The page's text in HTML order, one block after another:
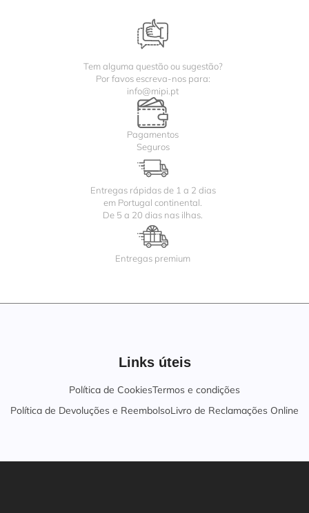
Tem alguma questão ou sugestão?
Por favos escreva-nos para:
info@mipi.pt
Pagamentos
Seguros
Entregas rápidas de 1 a 2 dias
em Portugal continental.
De 5 a 20 dias nas ilhas.
Entregas premium
Links úteis
Política de CookiesTermos e condições
Política de Devoluções e ReembolsoLivro de Reclamações Online